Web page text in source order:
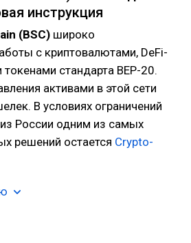
инструкция
(BSC) широко
с криптовалютами, DeFi-
стандарта BEP-20.
активами в этой сети
В условиях ограничений
России одним из самых
решений остается Crypto-